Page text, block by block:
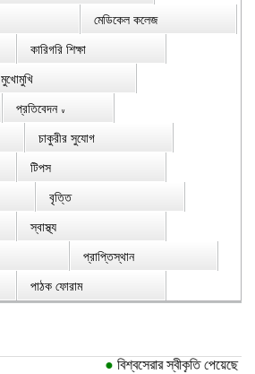
মেডিকেল কলেজ
কারিগরি শিক্ষা
মুখোমুখি
প্রতিবেদন ∨
চাকুরীর সুযোগ
টিপস
বৃত্তি
স্বাস্থ্য
প্রাপ্তিস্থান
পাঠক ফোরাম
বিশ্বসেরার স্বীকৃতি পেয়েছে